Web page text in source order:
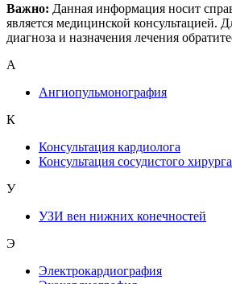
Важно: Данная информация носит
является медицинской консультацией.
диагноза и назначения лечения
А
Ангиопульмонография
К
Консультация кардиолога
Консультация сосудистого хирурга
У
УЗИ вен нижних конечностей
Э
Электрокардиография